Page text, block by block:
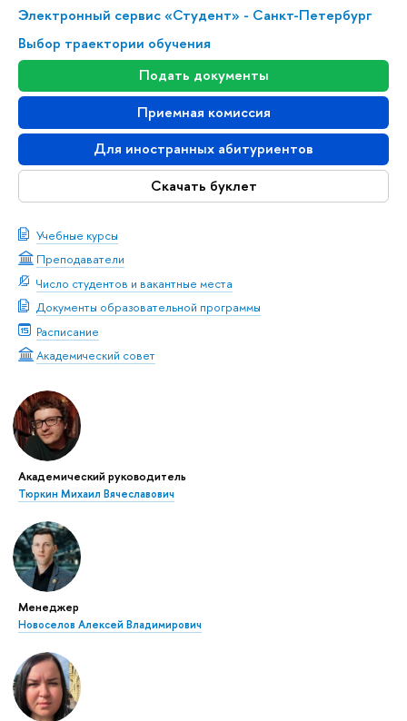
Электронный сервис «Студент» - Санкт-Петербур
ыбор траектории обучения
Подать документы
Приемная комиссия
Для иностранных абитуриенто
Скачать буклет
Учебные курсы
Преподаватели
Число студентов и вакантные места
Документы образовательной программы
Расписание
Академический совет
Академический руководитель
Тюркин Михаил Вячеславович
Менеджер
Новоселов Алексей Владимирович